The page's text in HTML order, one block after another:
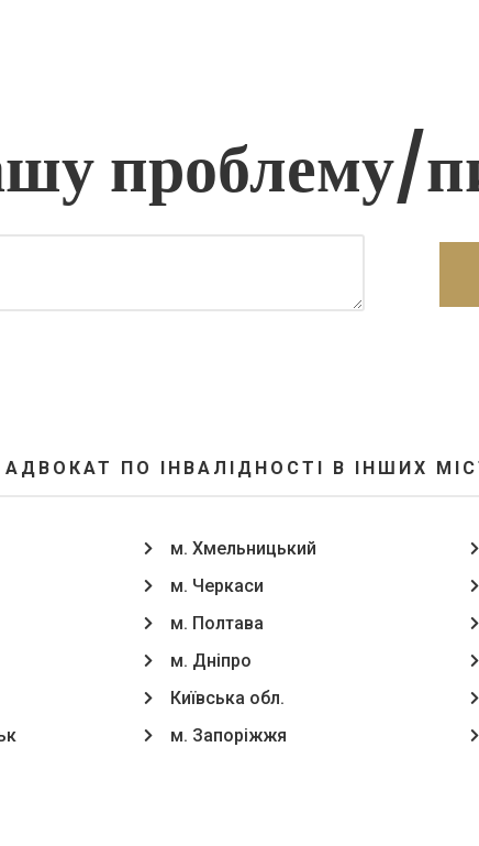
проблему/
ПО ІНВАЛІДНОСТІ В ІНШИХ
м. Хмельницький
м. Черкаси
м. Полтава
м. Дніпро
Київська обл.
м. Запоріжжя